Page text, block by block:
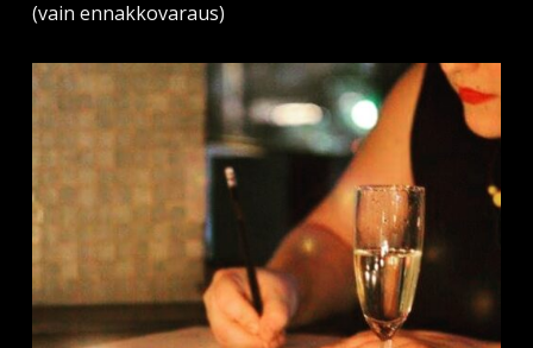
(vain ennakkovaraus)